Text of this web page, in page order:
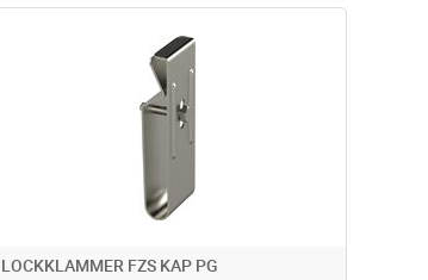
Lägg i kundvagn
LOCKKLAMMER FZS KAP PG